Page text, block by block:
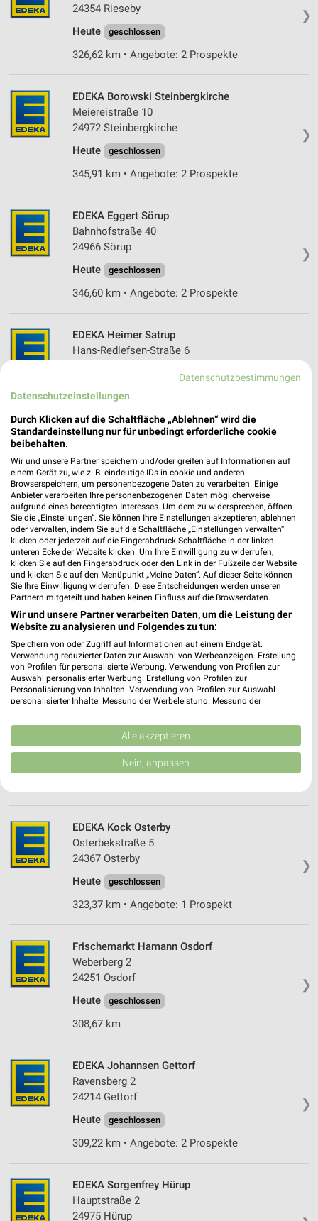
❯
24354 Rieseby
Heute
geschlossen
326,62 km • Angebote: 2 Prospekte
❯
EDEKA Borowski Steinbergkirche
Meiereistraße 10
24972 Steinbergkirche
Heute
geschlossen
345,91 km • Angebote: 2 Prospekte
❯
EDEKA Eggert Sörup
Bahnhofstraße 40
24966 Sörup
Heute
geschlossen
346,60 km • Angebote: 2 Prospekte
❯
EDEKA Heimer Satrup
Hans-Redlefsen-Straße 6
Heute
348,43 km • Angebote: 2 Prospekte
Sauerstraße 1-3
24340 Eckernförde
Heute 11:00 - 17:00 Uhr |
Geöffnet
319,23 km • Angebote: 2 Prospekte
EDEKA Hartwig & Senol Getränkemarkt
Langballig
Schwarze Straße 19
24977 Langballig
Heute geschlossen
354,77 km • Angebote: 2 Prospekte
❯
EDEKA Paasch Fleckeby
Hauptstr. 17
24357 Fleckeby
geschlossen
❯
EDEKA Kock Osterby
Osterbekstraße 5
24367 Osterby
Heute
geschlossen
323,37 km • Angebote: 1 Prospekt
❯
Frischemarkt Hamann Osdorf
Weberberg 2
24251 Osdorf
Heute
geschlossen
308,67 km
❯
EDEKA Johannsen Gettorf
Ravensberg 2
24214 Gettorf
Heute
geschlossen
309,22 km • Angebote: 2 Prospekte
EDEKA Sorgenfrey Hürup
Hauptstraße 2
24975 Hürup
Datenschutzbestimmungen
Datenschutzeinstellungen
Durch Klicken auf die Schaltfläche „Ablehnen“ wird die
Standardeinstellung nur für unbedingt erforderliche cookie
beibehalten.
Wir und unsere Partner speichern und/oder greifen auf Informationen auf
einem Gerät zu, wie z. B. eindeutige IDs in cookie und anderen
Browserspeichern, um personenbezogene Daten zu verarbeiten. Einige
Anbieter verarbeiten Ihre personenbezogenen Daten möglicherweise
aufgrund eines berechtigten Interesses. Um dem zu widersprechen, öffnen
Sie die „Einstellungen“. Sie können Ihre Einstellungen akzeptieren, ablehnen
oder verwalten, indem Sie auf die Schaltfläche „Einstellungen verwalten“
klicken oder jederzeit auf die Fingerabdruck-Schaltfläche in der linken
unteren Ecke der Website klicken. Um Ihre Einwilligung zu widerrufen,
klicken Sie auf den Fingerabdruck oder den Link in der Fußzeile der Website
und klicken Sie auf den Menüpunkt „Meine Daten“. Auf dieser Seite können
Sie Ihre Einwilligung widerrufen. Diese Entscheidungen werden unseren
Partnern mitgeteilt und haben keinen Einfluss auf die Browserdaten.
Wir und unsere Partner verarbeiten Daten, um die Leistung der
Website zu analysieren und Folgendes zu tun:
Speichern von oder Zugriff auf Informationen auf einem Endgerät.
Verwendung reduzierter Daten zur Auswahl von Werbeanzeigen. Erstellung
von Profilen für personalisierte Werbung. Verwendung von Profilen zur
Auswahl personalisierter Werbung. Erstellung von Profilen zur
Personalisierung von Inhalten. Verwendung von Profilen zur Auswahl
personalisierter Inhalte. Messung der Werbeleistung. Messung der
Kombinationen von Daten aus verschiedenen Quellen. Entwicklung und
Verbesserung der Angebote. Verwendung reduzierter Daten zur Auswahl
von Inhalten.
Daten können außerhalb der Europäischen Union weitergegeben und in die
Website/App.
Wir nutzen Ihre Daten für folgende Zwecke:
IAB-Verarbeitungszwecke:
Speichern von oder Zugriff auf Informationen
auf einem Endgerät
Verwendung reduzierter Daten zur Auswahl von
Erstellung von Profilen für personalisierte
Werbung
Verwendung von Profilen zur Auswahl
personalisierter Werbung
Verwendung von Profilen zur Auswahl
personalisierter Inhalte
Messung der Werbeleistung
Messung der Performance von Inhalten
Analyse von Zielgruppen durch Statistiken oder
Kombinationen von Daten aus verschiedenen
Quellen
Alle akzeptieren
Nein, anpassen